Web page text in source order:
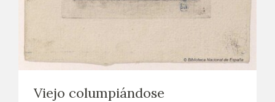
Viejo columpiándose